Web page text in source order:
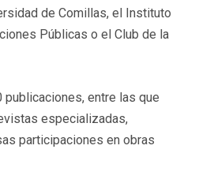
de Comillas, el Instituto
Públicas o el Club de la
publicaciones, entre las que
especializadas,
participaciones en obras